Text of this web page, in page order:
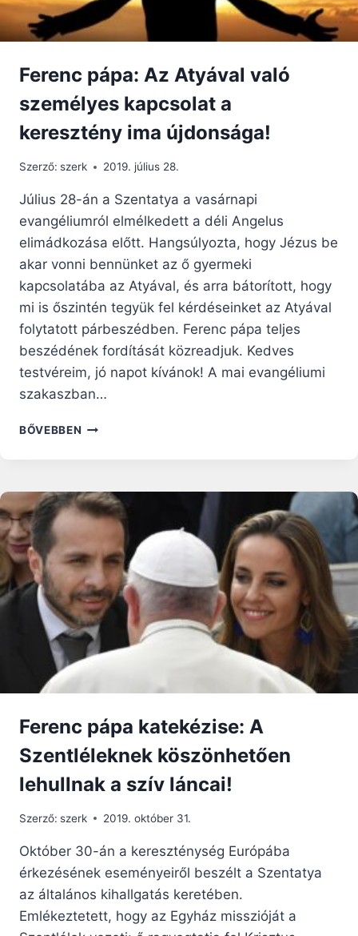
Ferenc pápa: Az Atyával való
személyes kapcsolat a
keresztény ima újdonsága!
Szerző: szerk 2019. július 28.
Július 28-án a Szentatya a vasárnapi
evangéliumról elmélkedett a déli Angelus
elimádkozása előtt. Hangsúlyozta, hogy Jézus be
akar vonni bennünket az ő gyermeki
kapcsolatába az Atyával, és arra bátorított, hogy
mi is őszintén tegyük fel kérdéseinket az Atyával
folytatott párbeszédben. Ferenc pápa teljes
beszédének fordítását közreadjuk. Kedves
testvéreim, jó napot kívánok! A mai evangéliumi
szakaszban…
BŐVEBBEN FERENC
VALÓ
SZEMÉLYES
KAPCSOLAT
KERESZTÉNY
IMA
ÚJDONSÁGA!
Ferenc pápa katekézise: A
Szentléleknek köszönhetően
lehullnak a szív láncai!
Szerző: szerk 2019. október 31.
Október 30-án a kereszténység Európába
érkezésének eseményeiről beszélt a Szentatya
az általános kihallgatás keretében.
Emlékeztetett, hogy az Egyház misszióját a